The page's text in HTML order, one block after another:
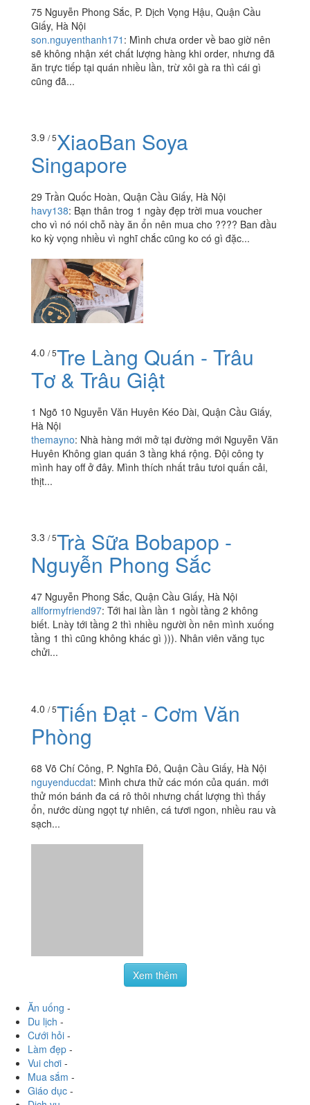
2.4/ 5Xôi Việt - Nguyễn
Phong Sắc
75 Nguyễn Phong Sắc, P. Dịch Vọng Hậu, Quận Cầu
Giấy, Hà Nội
cũng đã...
3.9/ 5XiaoBan Soya
Singapore
29 Trần Quốc Hoàn, Quận Cầu Giấy, Hà Nội
ko kỳ vọng nhiều vì nghĩ chắc cũng ko có gì đặc...
4.0/ 5 Tre Làng Quán - Trâu
1 Ngõ 10 Nguyễn Văn Huyên Kéo Dài, Quận Cầu Giấy,
Hà Nội
themayno :Nhà hàng mới mở tại đường mới Nguyễn Văn
Huyên Không gian quán 3 tầng khá rộng. Đội công ty
thịt...
3.3/ 5Trà Sữa Bobapop -
47 Nguyễn Phong Sắc, Quận Cầu Giấy, Hà Nội
allformyfriend97
biết. Lnày tới tầng 2 thì nhiều người ồn nên mình xuống
chửi...
4.0/ 5Tiến Đạt - Cơm Văn
Xem thêm
Ăn uống
Du lịch-
Cưới hỏi-
Làm đẹp-
Vui chơi-
Mua sắm -